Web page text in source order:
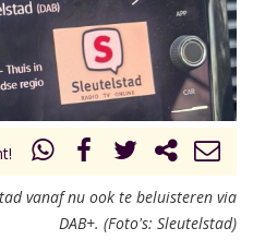
vanaf nu ook te beluisteren via
DAB+. (Foto's: Sleutelstad)